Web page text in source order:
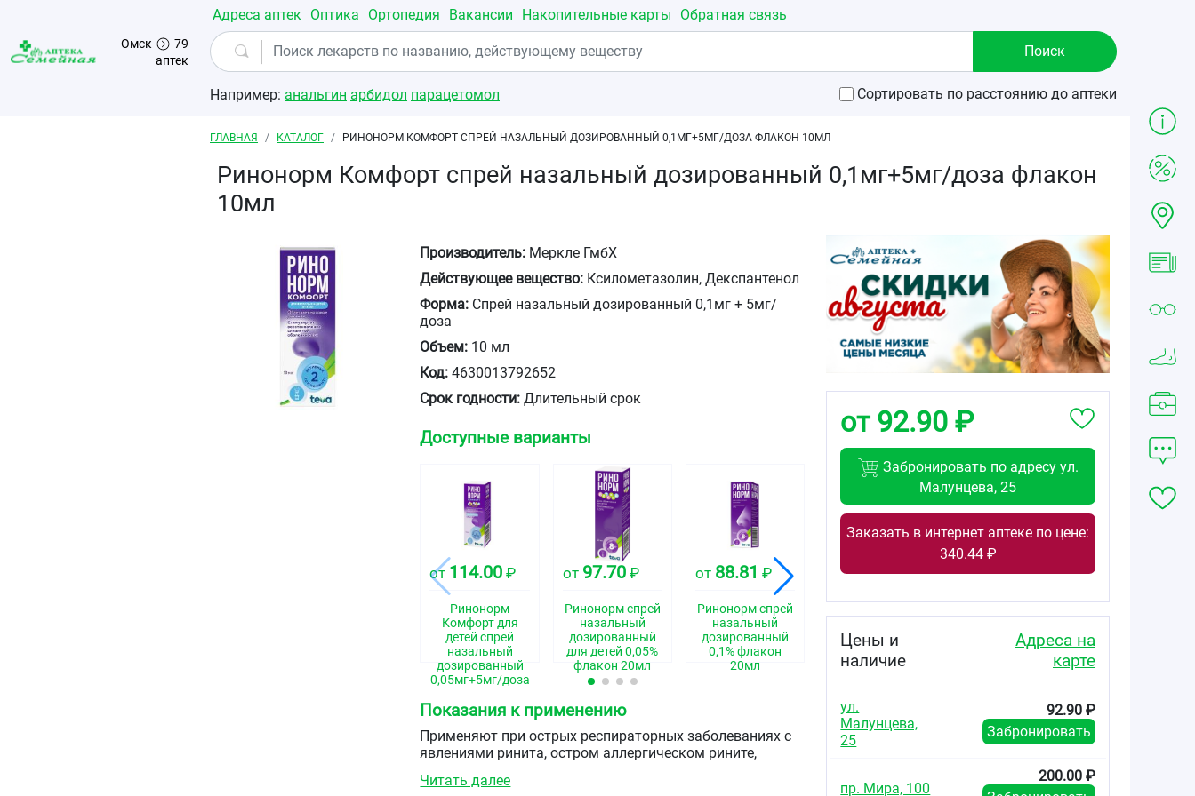
Перейти к основному содержанию
Омск
79
аптек
Адреса аптек Оптика Ортопедия Вакансии Накопительные карты Обратная связь
Например: анальгин арбидол парацетомол Сортировать по расстоянию до аптеки
Строка навигации
ГЛАВНАЯ КАТАЛОГ РИНОНОРМ КОМФОРТ СПРЕЙ НАЗАЛЬНЫЙ ДОЗИРОВАННЫЙ 0,1МГ+5МГ/ДОЗА ФЛАКОН 10МЛ
Ринонорм Комфорт спрей назальный дозированный 0,1мг+5мг/доза флакон
10мл
Производитель: Меркле ГмбХ
Действующее вещество: Ксилометазолин, Декспантенол
Форма: Спрей назальный дозированный 0,1мг + 5мг/
доза
Объем: 10 мл
Код: 4630013792652
Срок годности: Длительный срок
Доступные варианты
от 114.00 ₽
Ринонорм
Комфорт для
детей спрей
назальный
дозированный
0,05мг+5мг/доза
от 97.70₽
Ринонорм спрей
назальный
дозированный
для детей 0,05%
флакон 20мл
от 88.81 ₽
Ринонорм спрей
назальный
дозированный
0,1% флакон
20мл
от87.14₽
дозированный
140 мкг/доза
флакон 20мл
от35.00₽
назальный
дозированный
от
Показания к применению
Применяют при острых респираторных заболеваниях с
явлениями ринита, остром аллергическом рините,
составе комбинированной терапии для уменьшения
Читать далее
от 92.90 ₽
Забронировать по адресу ул.
Малунцева, 25
Заказать в интернет аптеке по цене:
340.44 ₽
Цены и
наличие
Адреса на
карте
ул.
Малунцева,
25
92.90 ₽
Забронировать
пр. Мира, 100
200.00 ₽